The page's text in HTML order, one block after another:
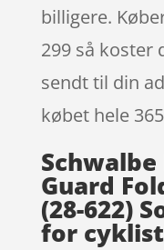
billigere.
299 så koster
sendt til din
købet hele
Schwalbe
Guard
(28-622)
for